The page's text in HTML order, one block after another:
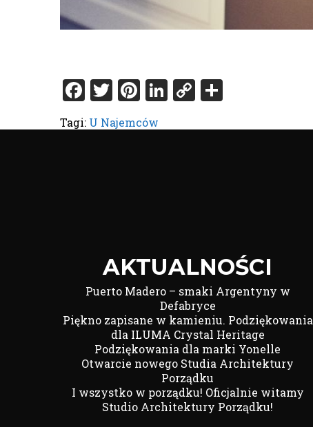
Facebook
Twitter
Pinterest
LinkedIn
Copy
Tagi: U Najemców
AKTUALNOŚCI
Puerto Madero – smaki Argentyny w
Defabryce
Piękno zapisane w kamieniu. Podziękowania
dla ILUMA Crystal Heritage
Podziękowania dla marki Yonelle
Otwarcie nowego Studia Architektury
Porządku
I wszystko w porządku! Oficjalnie witamy
Studio Architektury Porządku!